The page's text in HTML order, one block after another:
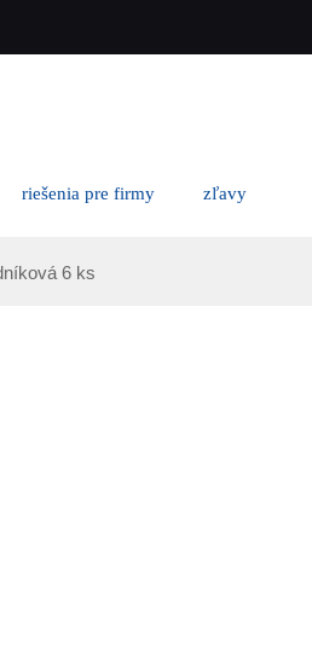
riešenia pre firmy zľavy
6 ks